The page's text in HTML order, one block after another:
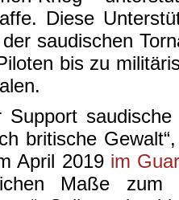
Diese
saudischen
bis zu
Support
britische
April 2019 im
Maße zum